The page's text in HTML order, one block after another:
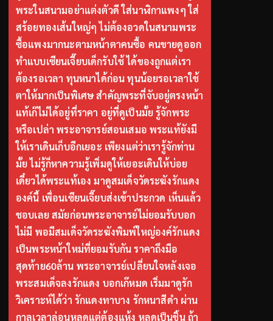
พระในสนามอย่าแต่งตัวดี ใส่นาฬิกาแพงๆ ใส่
สร้อยทองเส้นใหญ่ๆ ไม่ต้องอวดในสนามพระ
ซื้อแพงมากนะตามหน้าตาคนซื้อ คนขายดูออก
ทำแบบเซียนเจี๊ยบเด็กรับใช้ ได้ของถูกแต่เรา
ต้องรอเวลา ทุนหนาได้ก่อน ทุนน้อยรอเวลาใช้
ตาให้มากเป็นพิเศษ สำคัญพระที่จับอยู่ตรงหน้า
แท้เก๊ไม่ได้อยู่ที่ราคา อยู่ที่ดูเป็นมั้ย รู้จักพระ
หรือเปล่า พระอาจารย์สอนเสมอ พระแท้ยังมี
ให้เราเดินเก็บอีกเยอะ เพียงแต่ว่าเรารู้จักท่าน
มั้ย ไม่รู้ก็หาความรู้เพิ่มดูให้เยอะเดินให้บ่อย
เดี๋ยวได้พระแท้เอง มาดูสมเด็จวัดระฆังรักแดง
องค์นี้ เพื่อนเซียนเจี๊ยบส่งเข้าประกวด เห็นแล้ว
ชอบเลย สมัยก่อนพระอาจารย์ไม่ยอมรับบอก
ไม่มี พอมีสมเด็จวัดระฆังพิมพ์ใหญ่องค์รักแดง
เป็นพระหน้าใหม่ที่ยอมรับกัน ราคาถึงมือ
สุดท้าย60ล้าน พระอาจารย์เปลี่ยนใจหลังเจอ
พระสมเด็จลงรักแดง บอกเก๊หมด เริ่มมาดูรัก
วิเคราะห์ได้ว่า รักแดงทาบาง รักหนาสีดำ ผ่าน
กาลเวลาล่อนหลุดแต่ต้องแห้ง หลุดเป็นชิ้น ถ้า